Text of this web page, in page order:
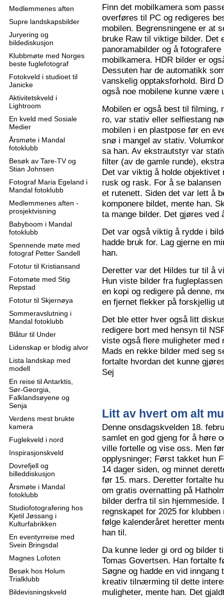
Medlemmenes aften
Supre landskapsbilder
Juryering og
bildediskusjon
Klubbmøte med Norges
beste fuglefotograf
Fotokveld i studioet til
Janicke
Aktivitetskveld i
Lightroom
En kveld med Sosiale
Medier
Årsmøte i Mandal
fotoklubb
Besøk av Tare-TV og
Stian Johnsen
Fotograf Maria Egeland i
Mandal fotoklubb
Medlemmenes aften -
prosjektvisning
Babyboom i Mandal
fotoklubb
Spennende møte med
fotograf Petter Sandell
Fototur til Kristiansand
Fotomøte med Stig
Repstad
Fototur til Skjernøya
Sommeravslutning i
Mandal fotoklubb
Blåtur til Under
Lidenskap er blodig alvor
Lista landskap med
modell
En reise til Antarktis,
Sør-Georgia,
Falklandsøyene og
Senja
Verdens mest brukte
kamera
Fuglekveld i nord
Inspirasjonskveld
Dovrefjell og
billeddiskusjon
Årsmøte i Mandal
fotoklubb
Studiofotografering hos
Kjetil Jøssang i
Kulturfabrikken
En eventyrreise med
Svein Bringsdal
Magnes Lofoten
Besøk hos Holum
Trialklubb
Bildevisningskveld
Finn det mobilkamera som
overføres til PC og redigeres
mobilen. Begrensningene er at
bruke Raw til viktige bilder. Det
panoramabilder og å
mobilkamera. HDR bilder er
Dessuten har de automatikk
vanskelig opptaksforhold. Bird
også noe mobilene kunne være
Mobilen er også best til filming,
ro, var stativ eller selfiestang
mobilen i en plastpose før en
snø i mangel av stativ.
sa han. Av ekstrautstyr var
filter (av de gamle runde),
Det var viktig å holde
rusk og rask. For å se
et rutenett. Siden det var lett å
komponere bildet, mente han.
ta mange bilder. Det gjøres ved
Det var også viktig å rydde i
hadde bruk for. Lag gjerne en
han.
Deretter var det Hildes tur til å
Hun viste bilder fra
en kopi og redigere på denne,
en fjernet flekker på forskjellig
Det ble etter hver også litt
redigere bort med hensyn til
viste også flere muligheter
Mads en rekke bilder med seg
fortalte hvordan det kunne
Sej
Litt av hvert om alt
Denne onsdagskvelden 18.
samlet en god gjeng for å høre
ville fortelle og vise oss. Men
opplysninger; Først takket hun
14 dager siden, og minnet
før 15. mars. Deretter fortalte
om gratis overnatting på
bilder derfra til sin hjemmeside.
regnskapet for 2025 for
følge kalenderåret heretter
han til.
Da kunne leder gi ord og bilder
Tomas Govertsen. Han fortalte
Søgne og hadde en vid
kreativ tilnærming til dette
muligheter, mente han. Det